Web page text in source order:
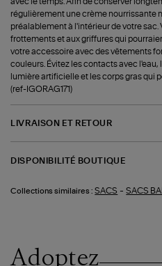
régulièrement une crème nourrissante
préalablement à l'intérieur de votre sac.
frottements et aux griffures qui
votre accessoire avec des vêtements
couleurs. Évitez les contacts avec l'eau,
lumière artificielle et les corps gras qui
(ref-IGORAG171)
LIVRAISON ET RETOUR
DISPONIBILITÉ BOUTIQUE
Collections similaires : SACS -SACS
Adoptez